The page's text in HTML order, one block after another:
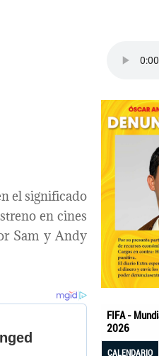
el significado
en cines
Sam y Andy